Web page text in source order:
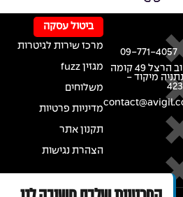
רחוב הרצל 49 קומה
מיקוד -
09-771-4057
ביטול עסקה
מרכז שירות לגיטרות
מגזין fuzz
משלוחים
מדיניות פרטיות
תקנון אתר
הצהרת נגישות